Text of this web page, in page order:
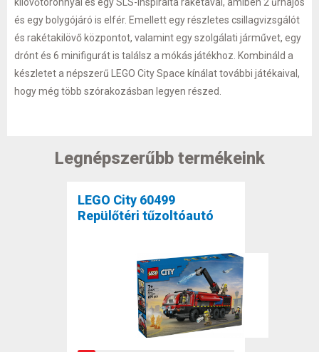
és egy bolygójáró is elfér. Emellett egy részletes csillagvizsgálót
és rakétakilövő központot, valamint egy szolgálati járművet, egy
drónt és 6 minifigurát is találsz a mókás játékhoz. Kombináld a
készletet a népszerű LEGO City Space kínálat további játékaival,
hogy még több szórakozásban legyen részed.
Legnépszerűbb termékeink
LEGO City 60499
Repülőtéri tűzoltóautó